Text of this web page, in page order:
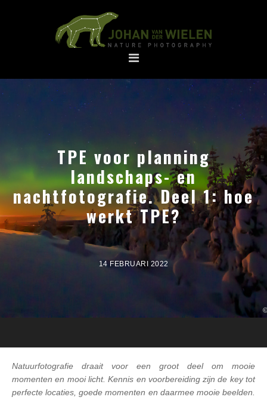
TPE voor planning
landschaps- en
nachtfotografie. Deel 1: hoe
werkt TPE?
14 FEBRUARI 2022
Natuurfotografie draait voor een groot deel om mooie
momenten en mooi licht. Kennis en voorbereiding zijn de key tot
perfecte locaties, goede momenten en daarmee mooie beelden.